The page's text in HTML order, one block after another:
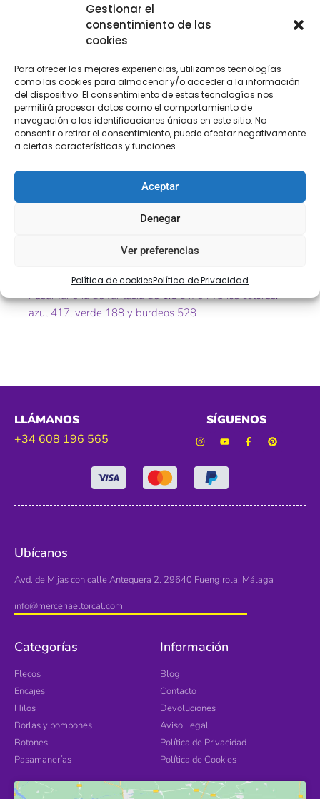
Gestionar el
consentimiento de las
cookies
Para ofrecer las mejores experiencias, utilizamos tecnologías
como las cookies para almacenar y/o acceder a la información
del dispositivo. El consentimiento de estas tecnologías nos
permitirá procesar datos como el comportamiento de
navegación o las identificaciones únicas en este sitio. No
consentir o retirar el consentimiento, puede afectar negativamente
a ciertas características y funciones.
Aceptar
Denegar
Ver preferencias
Política de cookiesPolítica de Privacidad
Descripción Información adicional
Pasamanería de fantasía de 1.5 cm en varios colores:
azul 417, verde 188 y burdeos 528
LLÁMANOS
+34 608 196 565
SÍGUENOS
Ubícanos
Avd. de Mijas con calle Antequera 2. 29640 Fuengirola, Málaga
info@merceriaeltorcal.com
Categorías
Flecos
Encajes
Hilos
Borlas y pompones
Botones
Pasamanerías
Información
Blog
Contacto
Devoluciones
Aviso Legal
Política de Privacidad
Política de Cookies